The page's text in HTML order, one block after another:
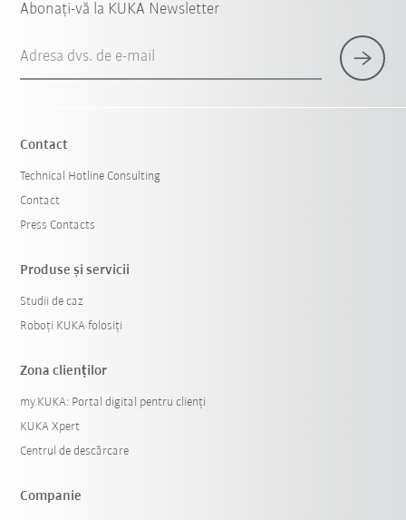
Abonați-vă la KUKA Newsletter
Adresa dvs. de e-mail
Contact
Technical Hotline Consulting
Contact
Press Contacts
Produse şi servicii
Studii de caz
Roboți KUKA folosiți
Zona clienților
my.KUKA: Portal digital pentru clienți
KUKA Xpert
Centrul de descărcare
Companie